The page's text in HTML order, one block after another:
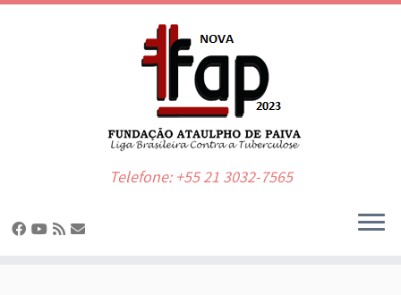
Telefone: +55 21 3032-7565